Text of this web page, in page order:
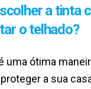
a tinta
o telhado?
uma ótima
a sua